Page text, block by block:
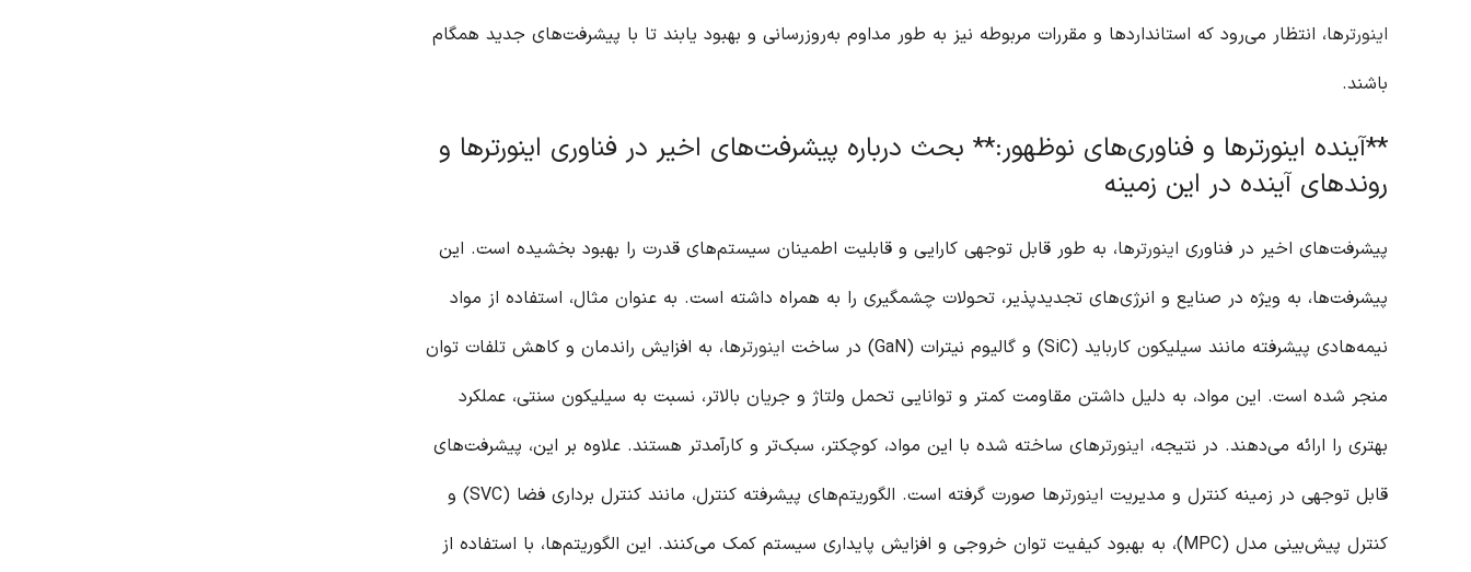
اینورترها، انتظار می‌رود که استانداردها و مقررات مربوطه نیز به طور مداوم به‌روزرسانی و بهبود یابند تا با پیشرفت‌های جدید همگام
باشند.
**آینده اینورترها و فناوری‌های نوظهور:** بحث درباره پیشرفت‌های اخیر در فناوری اینورترها و
روندهای آینده در این زمینه
پیشرفت‌های اخیر در فناوری اینورترها، به طور قابل توجهی کارایی و قابلیت اطمینان سیستم‌های قدرت را بهبود بخشیده است. این
پیشرفت‌ها، به ویژه در صنایع و انرژی‌های تجدیدپذیر، تحولات چشمگیری را به همراه داشته است. به عنوان مثال، استفاده از مواد
نیمه‌هادی پیشرفته مانند سیلیکون کارباید (SiC) و گالیوم نیترات (GaN) در ساخت
اینورترها، به افزایش راندمان و کاهش تلفات توان
منجر شده است. این مواد، به دلیل داشتن مقاومت کمتر و توانایی تحمل ولتاژ و جریان بالاتر، نسبت به سیلیکون سنتی، عملکرد
بهتری را ارائه می‌دهند. در نتیجه، اینورترهای ساخته شده با این مواد، کوچکتر، سبک‌تر و کارآمدتر هستند. علاوه بر این، پیشرفت‌های
قابل توجهی در زمینه کنترل و مدیریت اینورتر
ها صورت گرفته است. الگوریتم‌های پیشرفته کنترل، مانند کنترل برداری فضا (SVC) و
کنترل پیش‌بینی مدل (MPC)، به بهبود کیفیت توان خروجی و افزایش پایداری سیستم کمک می‌کنند. این الگوریتم‌ها، با استفاده از